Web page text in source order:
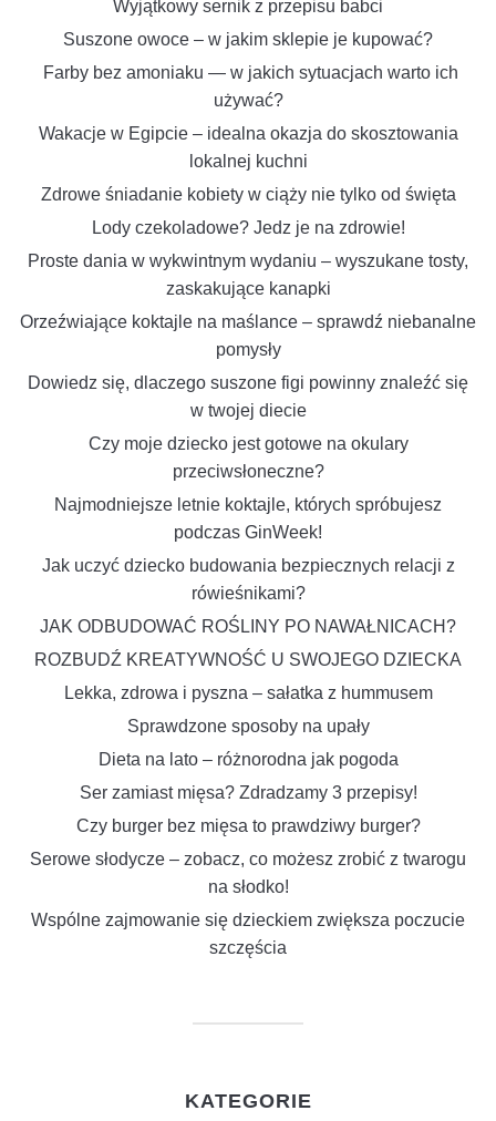
Wyjątkowy sernik z przepisu babci
Suszone owoce – w jakim sklepie je kupować?
Farby bez amoniaku — w jakich sytuacjach warto ich
używać?
Wakacje w Egipcie – idealna okazja do skosztowania
lokalnej kuchni
Zdrowe śniadanie kobiety w ciąży nie tylko od święta
Lody czekoladowe? Jedz je na zdrowie!
Proste dania w wykwintnym wydaniu – wyszukane tosty,
zaskakujące kanapki
Orzeźwiające koktajle na maślance – sprawdź niebanalne
pomysły
Dowiedz się, dlaczego suszone figi powinny znaleźć się
w twojej diecie
Czy moje dziecko jest gotowe na okulary
przeciwsłoneczne?
Najmodniejsze letnie koktajle, których spróbujesz
podczas GinWeek!
Jak uczyć dziecko budowania bezpiecznych relacji z
rówieśnikami?
JAK ODBUDOWAĆ ROŚLINY PO NAWAŁNICACH?
ROZBUDŹ KREATYWNOŚĆ U SWOJEGO DZIECKA
Lekka, zdrowa i pyszna – sałatka z hummusem
Sprawdzone sposoby na upały
Dieta na lato – różnorodna jak pogoda
Ser zamiast mięsa? Zdradzamy 3 przepisy!
Czy burger bez mięsa to prawdziwy burger?
Serowe słodycze – zobacz, co możesz zrobić z twarogu
na słodko!
Wspólne zajmowanie się dzieckiem zwiększa poczucie
szczęścia
KATEGORIE